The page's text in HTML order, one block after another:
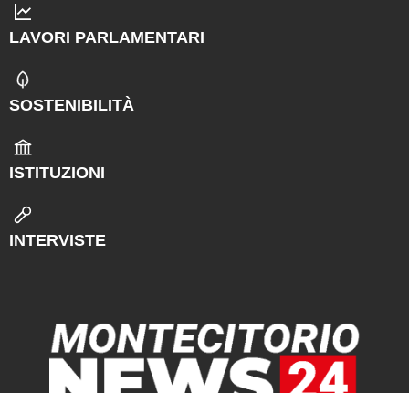
LAVORI PARLAMENTARI
SOSTENIBILITÀ
ISTITUZIONI
INTERVISTE